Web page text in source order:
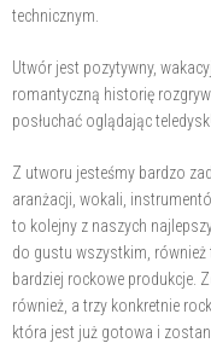
technicznym.
Utwór jest pozytywny,
romantyczną historię
posłuchać oglądając teledysk!
Z utworu jesteśmy bardzo
aranżacji, wokali,
to kolejny z naszych
do gustu wszystkim, również
bardziej rockowe produkcje.
również, a trzy konkretnie
która jest już gotowa i